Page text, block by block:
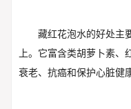
藏红花泡水的好处主
上。它富含类胡萝卜素
衰老、抗癌和保护心脏健